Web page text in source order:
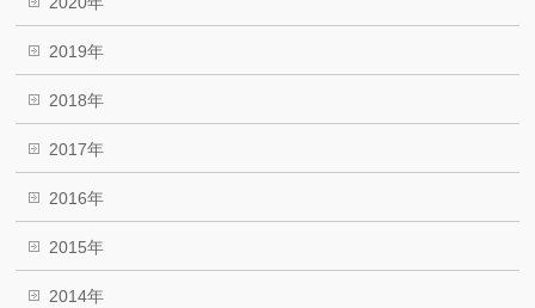
2019年
2018年
2017年
2016年
2015年
2014年